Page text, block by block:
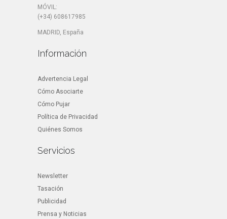
MÓVIL:
(+34) 608617985
MADRID, España
Información
Advertencia Legal
Cómo Asociarte
Cómo Pujar
Política de Privacidad
Quiénes Somos
Servicios
Newsletter
Tasación
Publicidad
Prensa y Noticias